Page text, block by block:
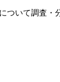
ついて調査